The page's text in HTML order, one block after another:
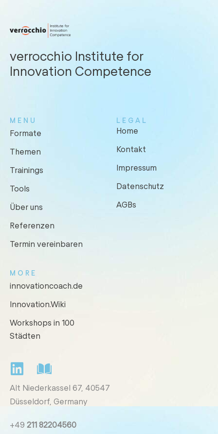
verrocchio Institute for
Innovation Competence
MENU
Formate
Themen
Trainings
Tools
Über uns
Referenzen
Termin vereinbaren
LEGAL
Home
Kontakt
Impressum
Datenschutz
AGBs
MORE
innovationcoach.de
Innovation.Wiki
Workshops in 100
Städten
Alt Niederkassel 67, 40547
Düsseldorf, Germany
+49 211 82204560